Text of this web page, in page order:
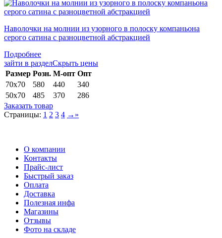
Наволочки на молнии из узорного в полоску компаньона
серого сатина с разноцветной абстракцией
Подробнее
зайти в разделСкрыть цены
Раз­мер Розн. М-опт Опт
70х70
580 440
340
50х70
485 370
286
Заказать товар
Страницы: 1 2 3 4 → »
О компании
Контакты
Прайс-лист
Быстрый заказ
Оплата
Доставка
Полезная инфа
Магазины
Отзывы
Фото на складе